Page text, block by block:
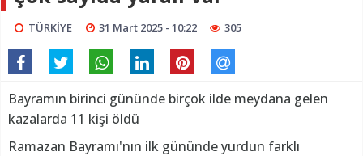
TÜRKİYE 31 Mart 2025 - 10:22 305
Bayramın birinci gününde birçok ilde meydana gelen
kazalarda 11 kişi öldü
Ramazan Bayramı'nın ilk gününde yurdun farklı